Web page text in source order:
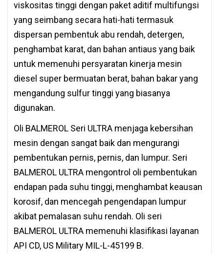
viskositas tinggi dengan paket aditif multifungsi
yang seimbang secara hati-hati termasuk
dispersan pembentuk abu rendah, detergen,
penghambat karat, dan bahan antiaus yang baik
untuk memenuhi persyaratan kinerja mesin
diesel super bermuatan berat, bahan bakar yang
mengandung sulfur tinggi yang biasanya
digunakan.
Oli BALMEROL Seri ULTRA menjaga kebersihan
mesin dengan sangat baik dan mengurangi
pembentukan pernis, pernis, dan lumpur. Seri
BALMEROL ULTRA mengontrol oli pembentukan
endapan pada suhu tinggi, menghambat keausan
korosif, dan mencegah pengendapan lumpur
akibat pemalasan suhu rendah. Oli seri
BALMEROL ULTRA memenuhi klasifikasi layanan
API CD, US Military MIL-L-45199 B.